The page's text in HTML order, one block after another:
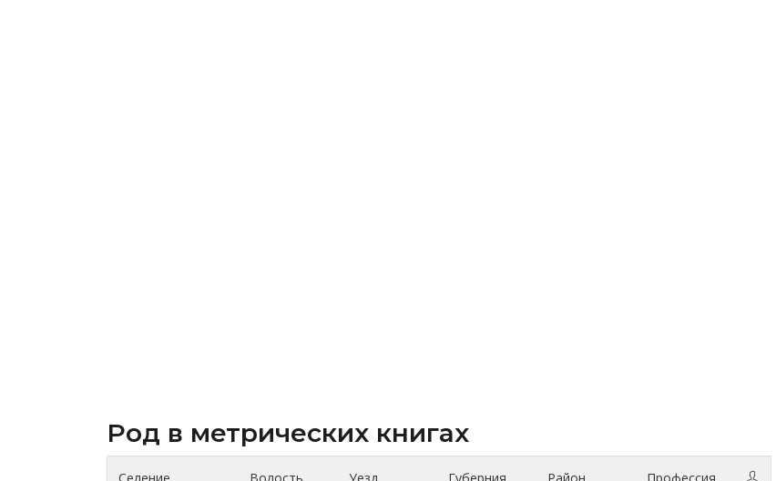
Род в метрических книгах